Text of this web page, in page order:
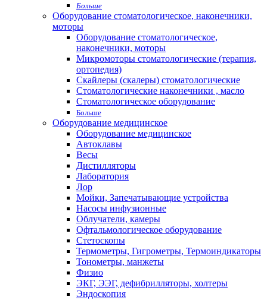
Больше
Оборудование стоматологическое, наконечники,
моторы
Оборудование стоматологическое,
наконечники, моторы
Микромоторы стоматологические (терапия,
ортопедия)
Скайлеры (скалеры) стоматологические
Стоматологические наконечники , масло
Стоматологическое оборудование
Больше
Оборудование медицинское
Оборудование медицинское
Автоклавы
Весы
Дистилляторы
Лаборатория
Лор
Мойки, Запечатывающие устройства
Насосы инфузионные
Облучатели, камеры
Офтальмологическое оборудование
Стетоскопы
Термометры, Гигрометры, Термоиндикаторы
Тонометры, манжеты
Физио
ЭКГ, ЭЭГ, дефибрилляторы, холтеры
Эндоскопия